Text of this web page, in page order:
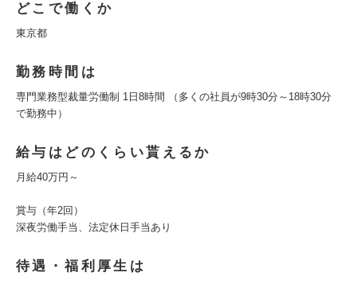
どこで働くか
東京都
勤務時間は
専門業務型裁量労働制 1日8時間 （多くの社員が9時30分～18時30分
で勤務中）
給与はどのくらい貰えるか
月給40万円～
賞与（年2回）
深夜労働手当、法定休日手当あり
待遇・福利厚生は